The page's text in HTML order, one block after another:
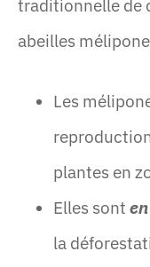
traditionnelle de
abeilles
Les
plantes en
Elles sont
la